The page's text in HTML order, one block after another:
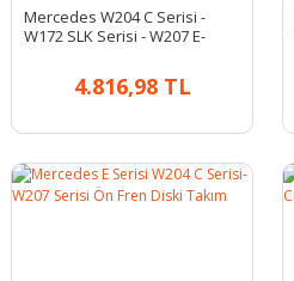
Mercedes W204 C Serisi -
W172 SLK Serisi - W207 E-
Salıncak4.816,98 TL